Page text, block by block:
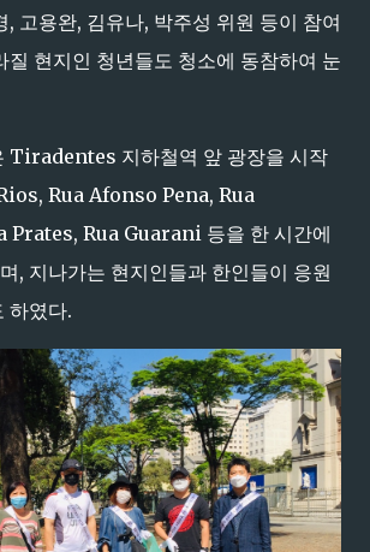
, 고용완, 김유나, 박주성 위원 등이 참여
질 현지인 청년들도 청소에 동참하여 눈
Tiradentes 지하철역 앞 광장을 시작
Rua Afonso Pena, Rua
Prates, Rua Guarani 등을 한 시간에
, 지나가는 현지인들과 한인들이 응원
하였다.